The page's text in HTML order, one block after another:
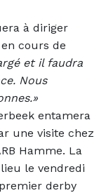
à diriger
cours de
et il faudra
Nous
entamera
une visite chez
Hamme. La
le vendredi
derby